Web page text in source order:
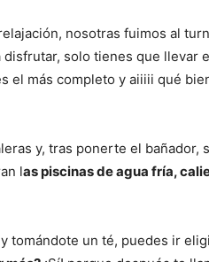
nosotras fuimos al
solo tienes que llevar
el más completo y aiiiii qué
y, tras ponerte el bañador,
las piscinas de agua fría,
tomándote un té, puedes ir